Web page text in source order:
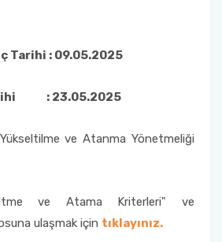
Tarihi : 09.05.2025
: 23.05.2025
ve Atanma Yönetmeliği
ve Atama Kriterleri" ve
ulaşmak için tıklayınız.
Müdürlüğü